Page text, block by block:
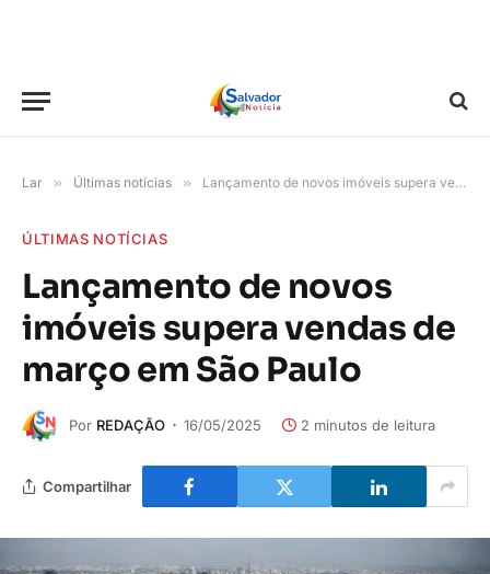
Lar » Últimas notícias » Lançamento de novos imóveis supera vendas de março em São Paulo
ÚLTIMAS NOTÍCIAS
Lançamento de novos
imóveis supera vendas de
março em São Paulo
Por REDAÇÃO 16/05/2025 2 minutos de leitura
Compartilhar